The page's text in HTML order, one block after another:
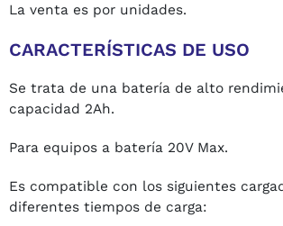
La venta es por unidades.
CARACTERÍSTICAS DE USO
Se trata de una batería de alto
capacidad 2Ah.
Para equipos a batería 20V Max.
Es compatible con los siguientes
diferentes tiempos de carga: